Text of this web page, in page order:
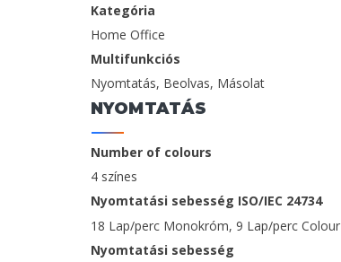
Kategória
Home Office
Multifunkciós
Nyomtatás, Beolvas, Másolat
NYOMTATÁS
Number of colours
4 színes
Nyomtatási sebesség ISO/IEC 24734
18 Lap/perc Monokróm, 9 Lap/perc Colour
Nyomtatási sebesség